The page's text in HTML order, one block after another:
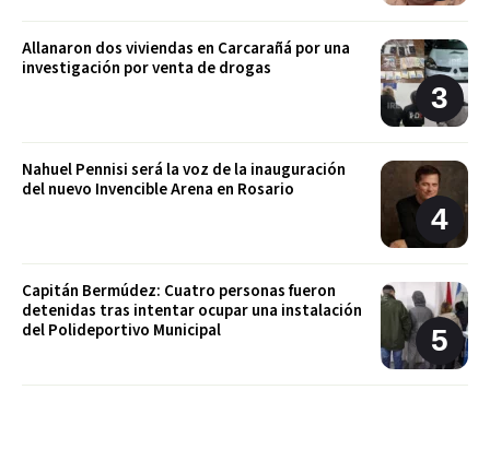
Allanaron dos viviendas en Carcarañá por una
investigación por venta de drogas
Nahuel Pennisi será la voz de la inauguración
del nuevo Invencible Arena en Rosario
Capitán Bermúdez: Cuatro personas fueron
detenidas tras intentar ocupar una instalación
del Polideportivo Municipal